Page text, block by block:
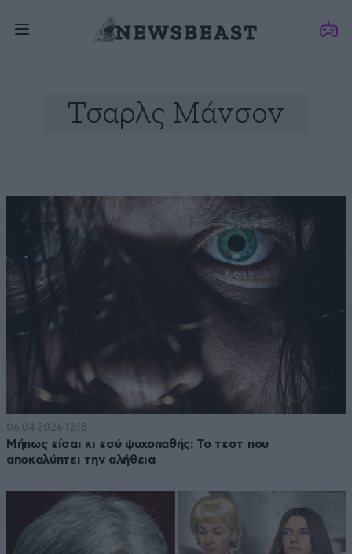
Τσαρλς Μάνσον
06·04·2026 12:18
Μήπως είσαι κι εσύ ψυχοπαθής; Το τεστ που
αποκαλύπτει την αλήθεια